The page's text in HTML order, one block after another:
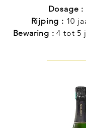
Dosage :
Rijping : 10
Bewaring :4 tot 5